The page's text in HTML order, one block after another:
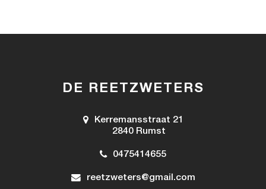
DE REETZWETERS
Kerremansstraat 21
2840 Rumst
0475414655
reetzweters@gmail.com